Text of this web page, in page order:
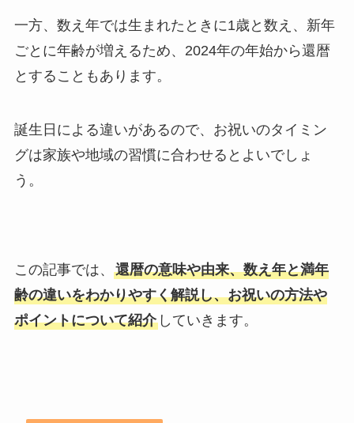
一方、数え年では生まれたときに1歳と数え、新年
ごとに年齢が増えるため、2024年の年始から還暦
とすることもあります。
誕生日による違いがあるので、お祝いのタイミン
グは家族や地域の習慣に合わせるとよいでしょ
う。
この記事では、 還暦の意味や由来、数え年と満年
齢の違いをわかりやすく解説し、お祝いの方法や
ポイントについて紹介していきます。